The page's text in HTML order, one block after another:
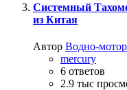
Системный
из Китая
Автор Водно-
mercury
6 ответов
2.9 тыс